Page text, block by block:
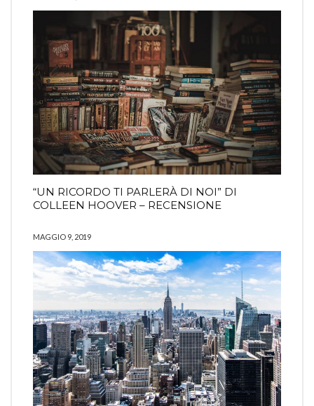
“UN RICORDO TI PARLERÀ DI NOI” DI
COLLEEN HOOVER – RECENSIONE
MAGGIO 9, 2019